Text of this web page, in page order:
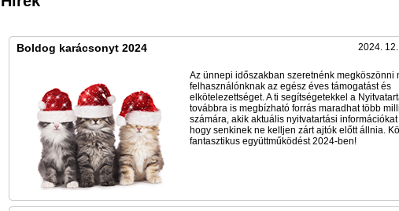
Boldog karácsonyt 2024 2024.
Az ünnepi időszakban szeretnénk megköszönni
felhasználónknak az egész éves támogatást és
elkötelezettséget. A ti segítségetekkel a
továbbra is megbízható forrás maradhat több
számára, akik aktuális nyitvatartási
hogy senkinek ne kelljen zárt ajtók előtt állnia.
fantasztikus együttműködést 2024-ben!